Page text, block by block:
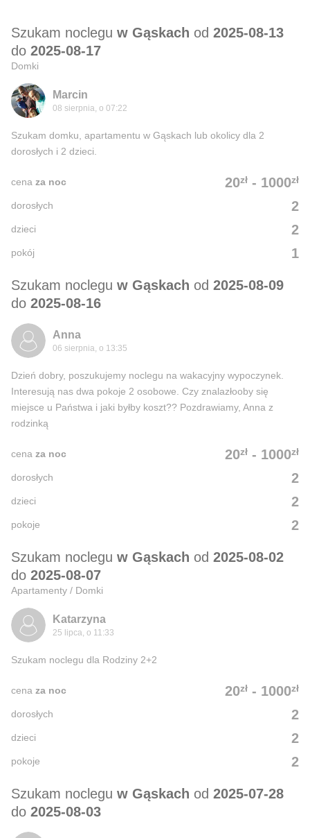
Szukam noclegu w Gąskach od 2025-08-13
do 2025-08-17
Domki
Marcin
08 sierpnia, o 07:22
Szukam domku, apartamentu w Gąskach lub okolicy dla 2
dorosłych i 2 dzieci.
20zł - 1000zł
cena za noc
2
dorosłych
2
dzieci
1
pokój
Szukam noclegu w Gąskach od 2025-08-09
do 2025-08-16
Anna
06 sierpnia, o 13:35
Dzień dobry, poszukujemy noclegu na wakacyjny wypoczynek.
Interesują nas dwa pokoje 2 osobowe. Czy znalazłooby się
miejsce u Państwa i jaki byłby koszt?? Pozdrawiamy, Anna z
rodzinką
20zł - 1000zł
cena za noc
2
dorosłych
2
dzieci
2
pokoje
Szukam noclegu w Gąskach od 2025-08-02
do 2025-08-07
Apartamenty / Domki
Katarzyna
25 lipca, o 11:33
Szukam noclegu dla Rodziny 2+2
20zł - 1000zł
cena za noc
2
dorosłych
2
dzieci
2
pokoje
Szukam noclegu w Gąskach od 2025-07-28
do 2025-08-03